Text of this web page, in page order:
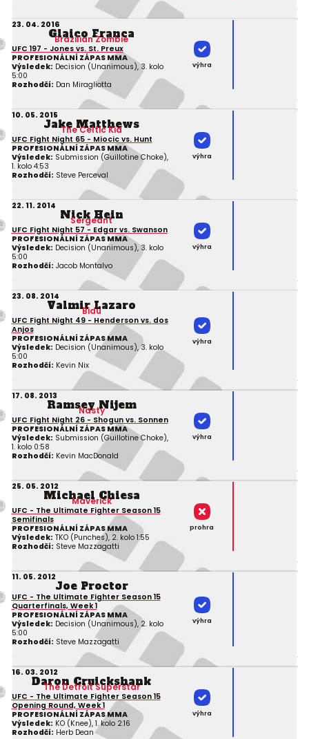
23. 04. 2016
Glaico Franca
Brazilian Zombie
UFC 197 - Jones vs. St. Preux
PROFESIONÁLNÍ ZÁPAS MMA
Výsledek: Decision (Unanimous), 3. kolo
5:00
Rozhodčí: Dan Miragliotta
výhra
10. 05. 2015
Jake Matthews
The Celtic Kid
UFC Fight Night 65 - Miocic vs. Hunt
PROFESIONÁLNÍ ZÁPAS MMA
Výsledek: Submission (Guillotine Choke),
1. kolo 4:53
Rozhodčí: Steve Perceval
výhra
22. 11. 2014
Nick Hein
Sergeant
UFC Fight Night 57 - Edgar vs. Swanson
PROFESIONÁLNÍ ZÁPAS MMA
Výsledek: Decision (Unanimous), 3. kolo
5:00
Rozhodčí: Jacob Montalvo
výhra
23. 08. 2014
Valmir Lazaro
Bidu
UFC Fight Night 49 - Henderson vs. dos
Anjos
PROFESIONÁLNÍ ZÁPAS MMA
Výsledek: Decision (Unanimous), 3. kolo
5:00
Rozhodčí: Kevin Nix
výhra
17. 08. 2013
Ramsey Nijem
Nasty
UFC Fight Night 26 - Shogun vs. Sonnen
PROFESIONÁLNÍ ZÁPAS MMA
Výsledek: Submission (Guillotine Choke),
1. kolo 0:58
Rozhodčí: Kevin MacDonald
výhra
25. 05. 2012
Michael Chiesa
Maverick
UFC - The Ultimate Fighter Season 15
Semifinals
PROFESIONÁLNÍ ZÁPAS MMA
Výsledek: TKO (Punches), 2. kolo 1:55
Rozhodčí: Steve Mazzagatti
prohra
11. 05. 2012
Joe Proctor
UFC - The Ultimate Fighter Season 15
Quarterfinals, Week 1
PROFESIONÁLNÍ ZÁPAS MMA
Výsledek: Decision (Unanimous), 2. kolo
5:00
Rozhodčí: Steve Mazzagatti
výhra
16. 03. 2012
Daron Cruickshank
The Detroit Superstar
UFC - The Ultimate Fighter Season 15
Opening Round, Week 1
PROFESIONÁLNÍ ZÁPAS MMA
Výsledek: KO (Knee), 1. kolo 2:16
Rozhodčí: Herb Dean
výhra